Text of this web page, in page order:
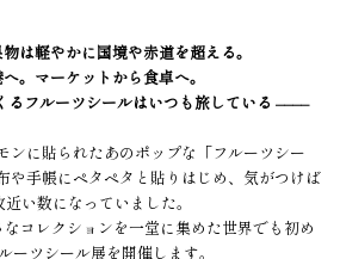
は軽やかに国境や赤道を超える。
。マーケットから食卓へ。
るフルーツシールはいつも旅している ––––
ンに貼られたあのポップな「フルーツシー
や手帳にペタペタと貼りはじめ、気がつけば
近い数になっていました。
コレクションを一堂に集めた世界でも初め
ーツシール展を開催します。